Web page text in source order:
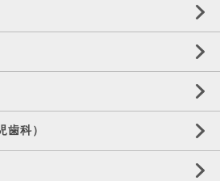
科）